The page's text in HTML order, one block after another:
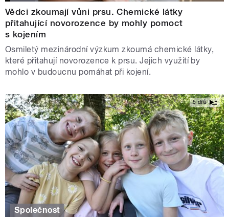
Vědci zkoumají vůni prsu. Chemické látky
přitahující novorozence by mohly pomoct
s kojením
Osmiletý mezinárodní výzkum zkoumá chemické látky,
které přitahují novorozence k prsu. Jejich využití by
mohlo v budoucnu pomáhat při kojení.
5 dílů
Společnost